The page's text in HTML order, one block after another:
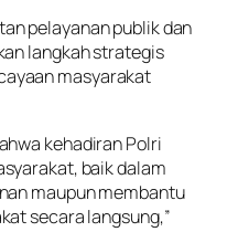
pelayanan publik dan
langkah strategis
masyarakat
kehadiran Polri
baik dalam
maupun membantu
secara langsung,”